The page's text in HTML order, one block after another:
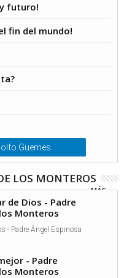
futuro!
fin del mundo!
Güemes
LOS MONTEROS
MÁS...
de Dios - Padre
Monteros
- Padre Ángel Espinosa
- Padre
Monteros